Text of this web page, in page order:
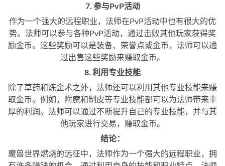
7. 参与PvP活动
作为一个强大的远程职业，法师在PvP活动中也有很大的优
势。法师可以参与各种PvP活动，通过击败其他玩家获得奖
励金币。这些奖励可以是装备、荣誉点或金币，法师可以通
过出售这些奖励来赚取金币。
8. 利用专业技能
除了草药和炼金术之外，法师还可以利用其他专业技能来赚
取金币。例如，附魔和制皮等专业技能都可以为法师带来丰
厚的利润。法师可以通过不断提升自己的专业技能，并与其
他玩家进行交易，赚取金币。
结论：
魔兽世界燃烧的远征中，法师作为一个强大的远程职业，拥